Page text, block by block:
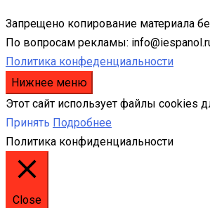
Запрещено копирование материала
По вопросам рекламы:
Политика конфеденциальности
Нижнее меню
Этот сайт использует файлы cookies
Принять Подробнее
Политика конфиденциальности
Close